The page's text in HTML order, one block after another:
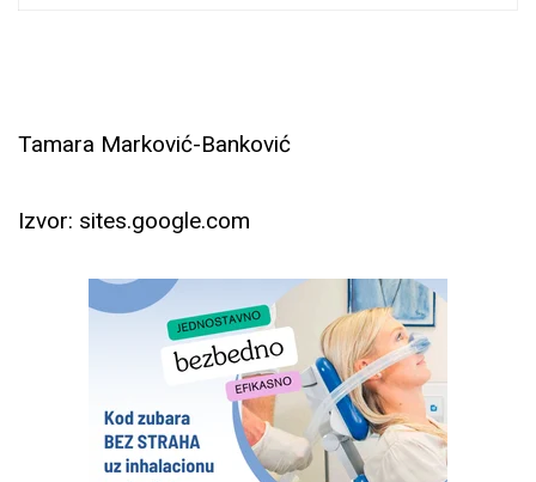
Tamara Marković-Banković
Izvor: sites.google.com